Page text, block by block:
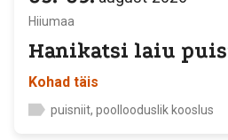
Hiiumaa
Hanikatsi laiu
Kohad täis
puisniit, poollooduslik kooslus